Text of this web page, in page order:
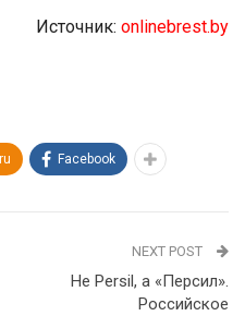
Источник: onlinebrest.by
Facebook
NEXT POST
Не Persil, а «Персил».
Российское